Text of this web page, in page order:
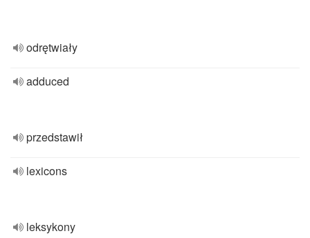
odrętwiały
adduced
przedstawił
lexicons
leksykony